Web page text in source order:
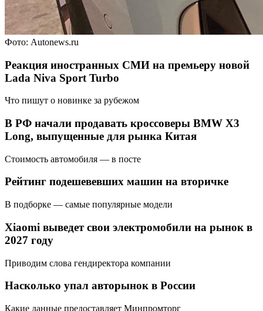
Фото: Autonews.ru
Реакция иностранных СМИ на премьеру новой
Lada Niva Sport Turbo
Что пишут о новинке за рубежом
В РФ начали продавать кроссоверы BMW X3
Long, выпущенные для рынка Китая
Стоимость автомобиля — в посте
Рейтинг подешевевших машин на вторичке
В подборке — самые популярные модели
Xiaomi выведет свои электромобили на рынок в
2027 году
Приводим слова гендиректора компании
Насколько упал авторынок в России
Какие данные предоставляет Минпромторг